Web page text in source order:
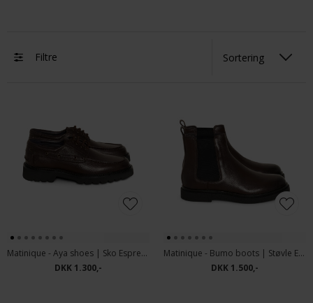
Filtre
Matinique - Aya shoes | Sko Espresso
DKK 1.300,-
Matinique - Bumo boots | Støvle Espresso
DKK 1.500,-